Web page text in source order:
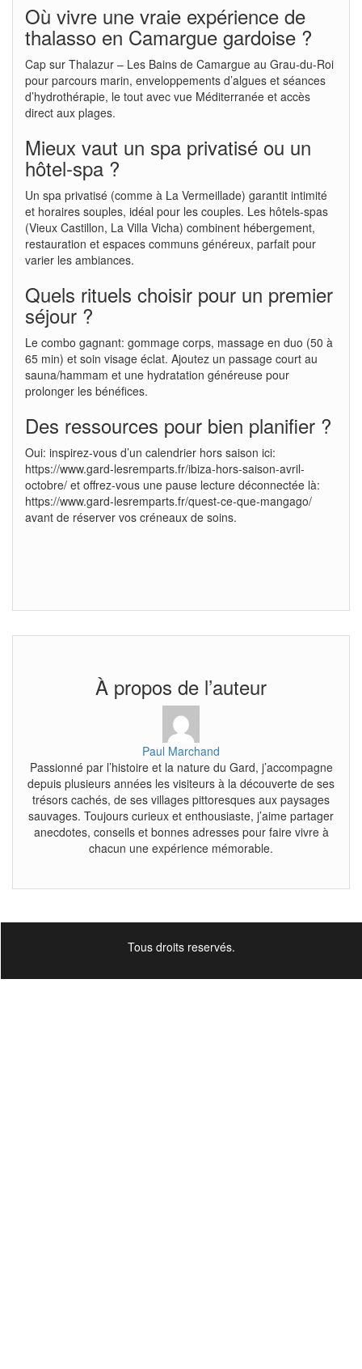
Où vivre une vraie expérience de
thalasso en Camargue gardoise ?
Cap sur Thalazur – Les Bains de Camargue au Grau-du-Roi
pour parcours marin, enveloppements d’algues et séances
d’hydrothérapie, le tout avec vue Méditerranée et accès
direct aux plages.
Mieux vaut un spa privatisé ou un
hôtel-spa ?
Un spa privatisé (comme à La Vermeillade) garantit intimité
et horaires souples, idéal pour les couples. Les hôtels-spas
(Vieux Castillon, La Villa Vicha) combinent hébergement,
restauration et espaces communs généreux, parfait pour
varier les ambiances.
Quels rituels choisir pour un premier
séjour ?
Le combo gagnant: gommage corps, massage en duo (50 à
65 min) et soin visage éclat. Ajoutez un passage court au
sauna/hammam et une hydratation généreuse pour
prolonger les bénéfices.
Des ressources pour bien planifier ?
Oui: inspirez-vous d’un calendrier hors saison ici:
https://www.gard-lesremparts.fr/ibiza-hors-saison-avril-
octobre/ et offrez-vous une pause lecture déconnectée là:
https://www.gard-lesremparts.fr/quest-ce-que-mangago/
avant de réserver vos créneaux de soins.
À propos de l’auteur
Paul Marchand
Passionné par l’histoire et la nature du Gard, j’accompagne
depuis plusieurs années les visiteurs à la découverte de ses
trésors cachés, de ses villages pittoresques aux paysages
sauvages. Toujours curieux et enthousiaste, j’aime partager
anecdotes, conseils et bonnes adresses pour faire vivre à
chacun une expérience mémorable.
Tous droits reservés.